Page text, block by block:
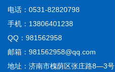
电话：0531-82820798
手机：13806401238
QQ：981562958
邮箱：981562958@qq.com
地址：济南市槐荫区张庄路8—3号